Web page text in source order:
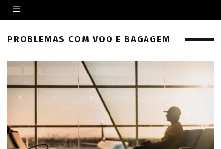
PROBLEMAS COM VOO E BAGAGEM